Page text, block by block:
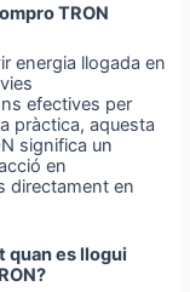
TRON
energia llogada en
efectives per
pràctica, aquesta
significa un
en
directament en
quan es llogui